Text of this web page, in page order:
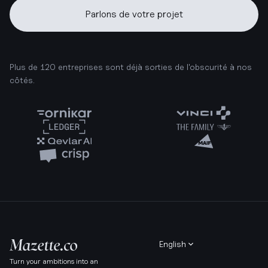
Parlons de votre projet
Plus de 120 entreprises sont déjà sorties de l'obscurité à nos
côtés.
Turn your ambitions into an
English